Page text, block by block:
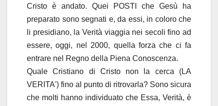
Cristo è andato. Quei POSTI che Gesù ha
preparato sono segnati e, da essi, in coloro che
li presidiano, la Verità viaggia nei secoli fino ad
essere, oggi, nel 2000, quella forza che ci fa
entrare nel Regno della Piena Conoscenza.
Quale Cristiano di Cristo non la cerca (LA
VERITA') fino al punto di ritrovarla? Sono sicura
che molti hanno individuato che Essa, Verità, è